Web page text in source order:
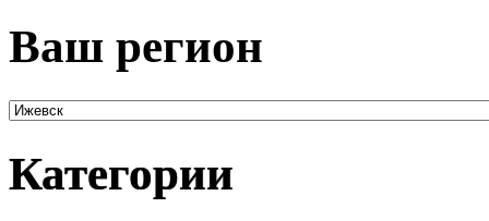
Ваш регион
Категории